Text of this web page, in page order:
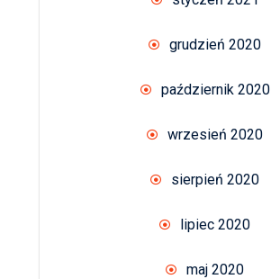
grudzień 2020
październik 2020
wrzesień 2020
sierpień 2020
lipiec 2020
maj 2020